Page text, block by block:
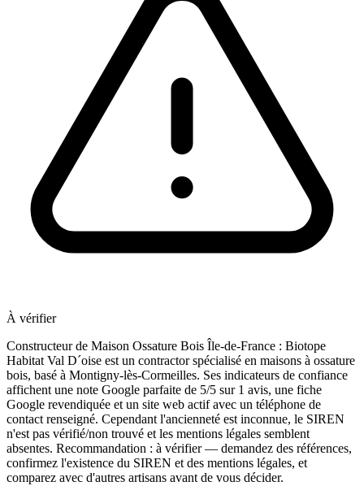
À vérifier
Constructeur de Maison Ossature Bois Île-de-France : Biotope
Habitat Val D´oise est un contractor spécialisé en maisons à ossature
bois, basé à Montigny-lès-Cormeilles. Ses indicateurs de confiance
affichent une note Google parfaite de 5/5 sur 1 avis, une fiche
Google revendiquée et un site web actif avec un téléphone de
contact renseigné. Cependant l'ancienneté est inconnue, le SIREN
n'est pas vérifié/non trouvé et les mentions légales semblent
absentes. Recommandation : à vérifier — demandez des références,
confirmez l'existence du SIREN et des mentions légales, et
comparez avec d'autres artisans avant de vous décider.